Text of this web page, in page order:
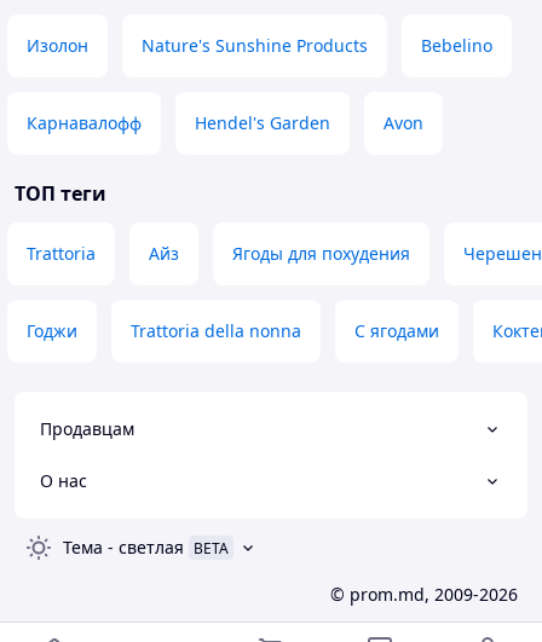
Изолон Nature's Sunshine Products Bebelino
Карнавалофф Hendel's Garden Avon
ТОП теги
Trattoria Айз Ягоды для похудения Черешен
Годжи Trattoria della nonna С ягодами
Продавцам
О нас
Тема - светлая BETA
© prom.md, 2009-2026